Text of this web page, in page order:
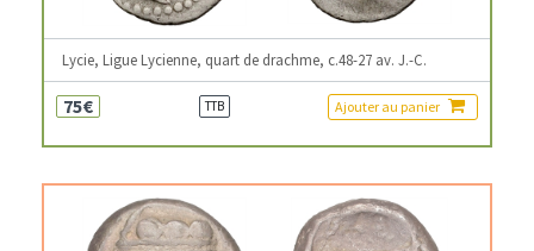
Lycie, Ligue Lycienne, quart de drachme, c.48-27 av. J.-C.
75€ TTB Ajouter au panier